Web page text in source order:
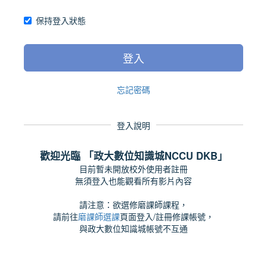
保持登入狀態
登入
忘記密碼
登入說明
歡迎光臨 「政大數位知識城NCCU DKB」
目前暫未開放校外使用者註冊
無須登入也能觀看所有影片內容
請注意：欲選修磨課師課程，
請前往磨課師選課頁面登入/註冊修課帳號，
與政大數位知識城帳號不互通